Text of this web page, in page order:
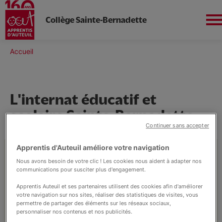
Collège Sainte-Bernadette
Un Collège Autrement
Ça se passe à Sainte-Bernadette !
Fil
Accueil
L'internat éducatif et
scolaire Sainte-Bernadette
A Apprentis d’Auteuil, l’Internat Éducatif et
Scolaire poursuit trois objectifs :
- Accompagner l’insertion sociale et
professionnelle des jeunes
Apprentis d'Auteuil améliore votre navigation
Nous avons besoin de votre clic ! Les cookies nous aident à adapter nos
communications pour susciter plus d'engagement.
Apprentis Auteuil et ses partenaires utilisent des cookies afin d'améliorer
votre navigation sur nos sites, réaliser des statistiques de visites, vous
permettre de partager des éléments sur les réseaux sociaux,
personnaliser nos contenus et nos publicités.
Continuer sans accepter